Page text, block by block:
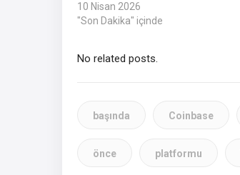
10 Nisan 2026
"Son Dakika" içinde
No related posts.
başında Coinbase
önce platformu